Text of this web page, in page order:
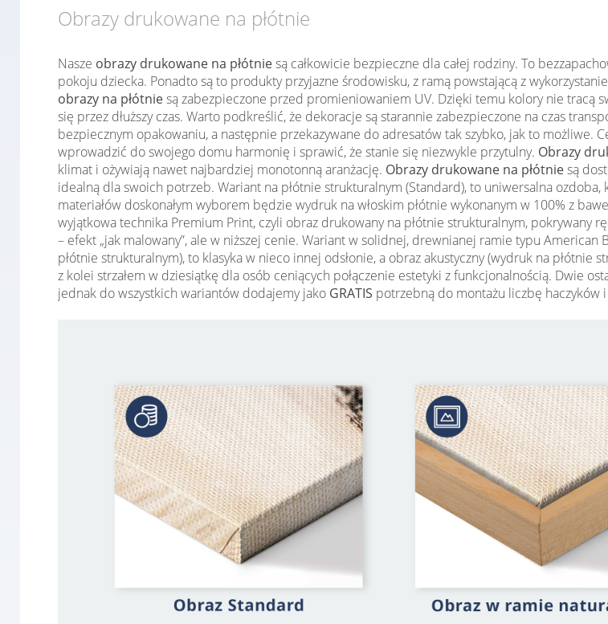
Obrazy drukowane na płótnie
Nasze obrazy drukowane na płótniesą całkowicie bezpieczne dla całej rodziny. To
pokoju dziecka. Ponadto są to produkty przyjazne środowisku, z ramą powstającą z
obrazy na płótniesą zabezpieczone przed promieniowaniem UV. Dzięki temu kolory nie tracą
się przez dłuższy czas. Warto podkreślić, że dekoracje są starannie zabezpieczone na czas
bezpiecznym opakowaniu, a następnie przekazywane do adresatów tak szybko, jak to możliwe.
wprowadzić do swojego domu harmonię i sprawić, że stanie się niezwykle przytulny. Obrazy
klimat i ożywiają nawet najbardziej monotonną aranżację. Obrazy drukowane na płótniesą
idealną dla swoich potrzeb. Wariant na płótnie strukturalnym (Standard), to uniwersalna
materiałów doskonałym wyborem będzie wydruk na włoskim płótnie wykonanym w 100% z
wyjątkowa technika Premium Print, czyli obraz drukowany na płótnie strukturalnym, pokrywany
– efekt „jak malowany”, ale w niższej cenie. Wariant w solidnej, drewnianej ramie typu
płótnie strukturalnym), to klasyka w nieco innej odsłonie, a obraz akustyczny (wydruk na
z kolei strzałem w dziesiątkę dla osób ceniących połączenie estetyki z funkcjonalnością. Dwie
jednak do wszystkich wariantów dodajemy jako GRATIS potrzebną do montażu liczbę haczyków